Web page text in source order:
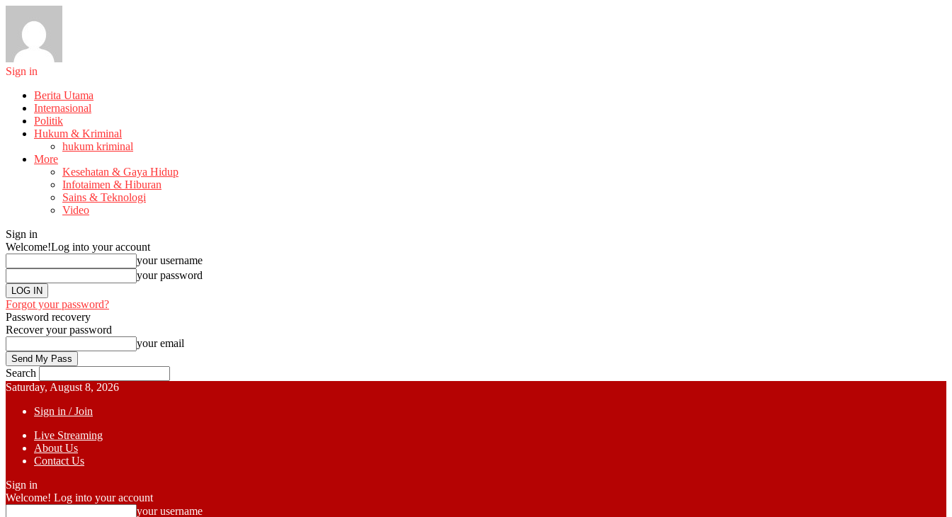
Sign in
Berita Utama
Internasional
Politik
Hukum & Kriminal
hukum kriminal
More
Kesehatan & Gaya Hidup
Infotaimen & Hiburan
Sains & Teknologi
Video
Sign in
Welcome!Log into your account
your username
your password
Forgot your password?
Password recovery
Recover your password
your email
Search
Saturday, August 8, 2026
Sign in / Join
Live Streaming
About Us
Contact Us
Sign in
Welcome! Log into your account
your username